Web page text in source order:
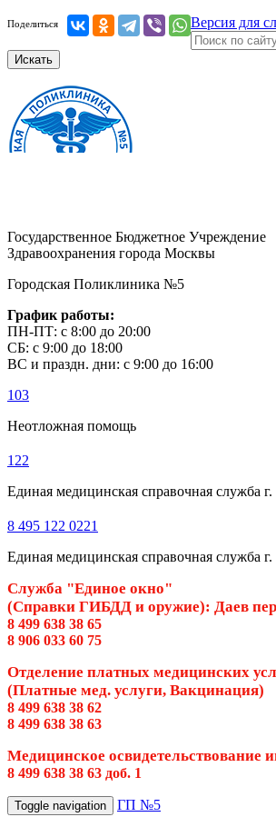
Поделиться Версия для
Искать
Государственное Бюджетное Учреждение
Здравоохранения города Москвы
Городская Поликлиника №5
График работы:
ПН-ПТ: с 8:00 до 20:00
СБ: с 9:00 до 18:00
ВС и праздн. дни: с 9:00 до 16:00
103
Неотложная помощь
122
Единая медицинская справочная служба
8 495 122 0221
Единая медицинская справочная служба
Служба "Единое окно"
(Справки ГИБДД и оружие): Даев
8 499 638 38 65
8 906 033 60 75
Отделение платных медицинских
(Платные мед. услуги, Вакцинация)
8 499 638 38 62
8 499 638 38 63
Медицинское освидетельствование
8 499 638 38 63 доб. 1
Toggle navigation ГП №5